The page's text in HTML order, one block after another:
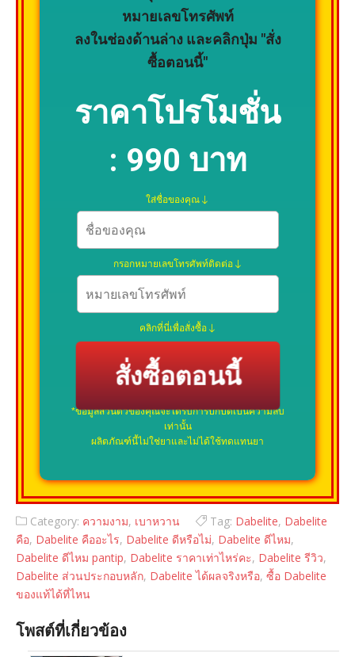
หมายเลขโทรศัพท์
ลงในช่องด้านล่าง และคลิกปุ่ม "สั่ง
ซื้อตอนนี้"
ราคาโปรโมชั่น
: 990 บาท
ใส่ชื่อของคุณ
กรอกหมายเลขโทรศัพท์ติดต่อ
คลิกที่นี่เพื่อสั่งซื้อ
สั่งซื้อตอนนี้
*ข้อมูลส่วนตัวของคุณจะได้รับการปกปิดเป็นความลับ
เท่านั้น
ผลิตภัณฑ์นี้ไม่ใช่ยาและไม่ได้ใช้ทดแทนยา
Category: ความงาม, เบาหวาน Tag: Dabelite, Dabelite
คือ, Dabelite คืออะไร, Dabelite ดีหรือไม่, Dabelite ดีไหม,
Dabelite ดีไหม pantip, Dabelite ราคาเท่าไหร่คะ, Dabelite รีวิว,
Dabelite ส่วนประกอบหลัก, Dabelite ได้ผลจริงหรือ, ซื้อ Dabelite
ของแท้ได้ที่ไหน
โพสต์ที่เกี่ยวข้อง